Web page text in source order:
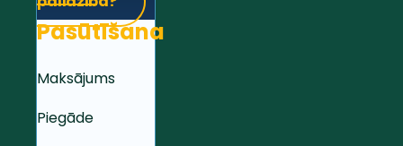
Pasūtīšana
Maksājums
Piegāde